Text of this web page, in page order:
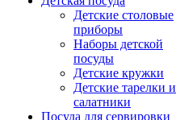
Детские столовые
приборы
Наборы детской
посуды
Детские кружки
Детские тарелки и
салатники
Посуда для сервировки